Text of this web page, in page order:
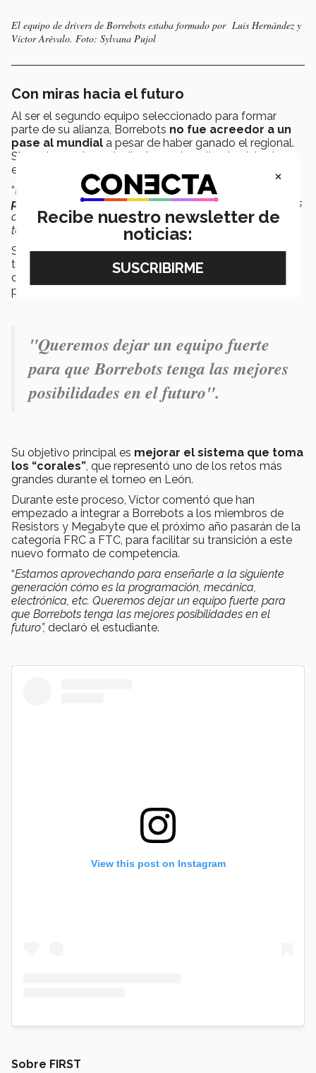
El equipo de drivers de Borrebots estaba formado por Luis Hernández y
Víctor Arévalo. Foto: Sylvana Pujol
Con miras hacia el futuro
Al ser el segundo equipo seleccionado para formar
parte de su alianza, Borrebots no fue acreedor a un
pase al mundial a pesar de haber ganado el regional.
Sin embargo, los estudiantes no le quitan la vista de
encima a la presea internacional.
“Estamos muy atentos a si logramos conseguir un
por ranking points”, explicó Víctor.“Estamos cruzando los
dedos de todos lados para conseguir ese pase, porque
también sería la primera vez que vamos a un mundial
Sin perder las esperanzas, el equipo actualmente está
trabajando en
rediseñar su robotpara mejorar su
desempeño en el mundial y, en caso de no conseguir el
pase, en el Off-Season 2025.
"Queremos dejar un equipo fuerte
para que Borrebots tenga las mejores
posibilidades en el futuro".
Su objetivo principal es mejorar el sistema que toma
los “corales” , que representó uno de los retos más
grandes durante el torneo en León.
Durante este proceso, Víctor comentó que han
empezado a integrar a Borrebots a los miembros de
Resistors y Megabyte que el próximo año pasarán de la
categoría FRC a FTC, para facilitar su transición a este
nuevo formato de competencia.
“Estamos aprovechando para enseñarle a la siguiente
generación cómo es la programación, mecánica,
electrónica, etc. Queremos dejar un equipo fuerte para
que Borrebots tenga las mejores posibilidades en el
futuro”, declaró el estudiante.
View this post on Instagram
Sobre FIRST
×
Recibe nuestro newsletter de
noticias: